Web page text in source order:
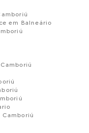
em Balneário